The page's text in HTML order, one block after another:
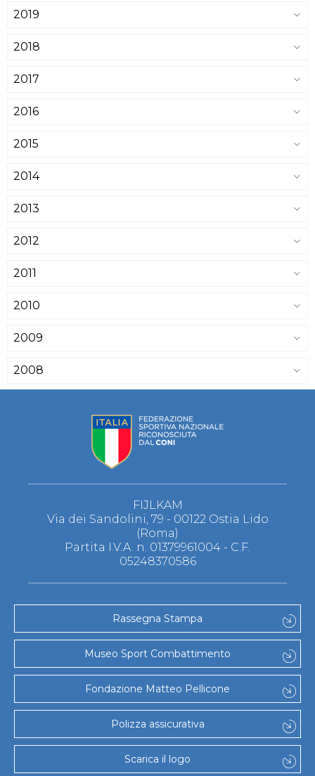
2019
2018
2017
2016
2015
2014
2013
2012
2011
2010
2009
2008
FIJLKAM
Via dei Sandolini, 79 - 00122 Ostia Lido
(Roma)
Partita I.V.A. n. 01379961004 - C.F.
05248370586
Rassegna Stampa
Museo Sport Combattimento
Fondazione Matteo Pellicone
Polizza assicurativa
Scarica il logo